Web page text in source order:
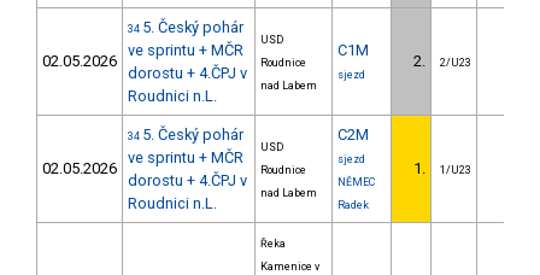
02.05.2026
34 5. Český pohár
ve sprintu + MČR
dorostu + 4.ČPJ v
Roudnici n.L.
USD
Roudnice
nad Labem
C1M
sjezd
2. 2/U23
02.05.2026
34 5. Český pohár
ve sprintu + MČR
dorostu + 4.ČPJ v
Roudnici n.L.
USD
Roudnice
nad Labem
C2M
sjezd
NĚMEC
Radek
1. 1/U23
Řeka
Kamenice v